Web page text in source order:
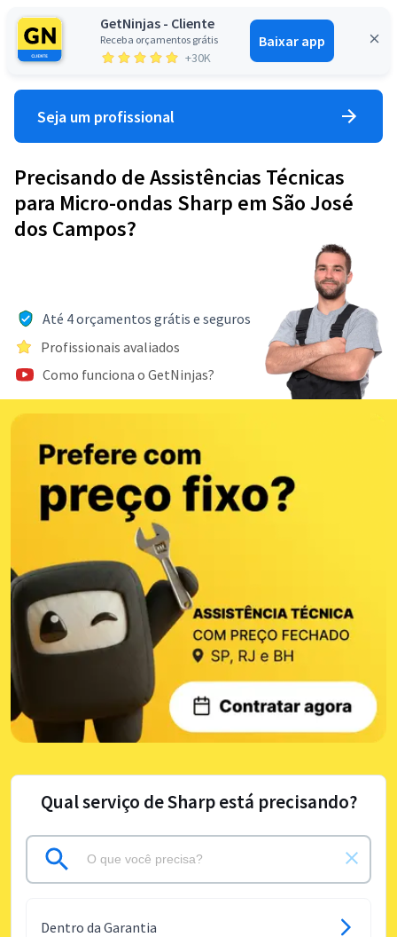
GetNinjas - Cliente
Receba orçamentos grátis
+30K
Baixar app
Entrar
Seja um profissional
Precisando de Assistências Técnicas
para Micro-ondas Sharp em São José
dos Campos?
Até 4 orçamentos grátis e seguros
Profissionais avaliados
Como funciona o GetNinjas?
Qual serviço de Sharp está precisando?
Dentro da Garantia